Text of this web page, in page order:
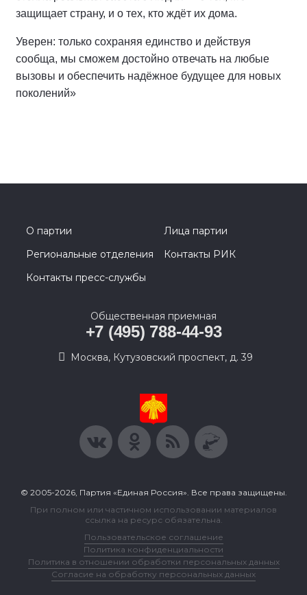
защищает страну, и о тех, кто ждёт их дома.
Уверен: только сохраняя единство и действуя
сообща, мы сможем достойно отвечать на любые
вызовы и обеспечить надёжное будущее для новых
поколений»
О партии
Лица партии
Региональные отделения
Контакты РИК
Контакты пресс-службы
Общественная приемная
+7 (495) 788-44-93
Москва, Кутузовский проспект, д. 39
© 2005-2026, Партия «Единая Россия». Все права защищены.
При полном или частичном использовании материалов
ссылка на ресурс обязательна.
Пользовательское соглашение
Политика конфиденциальности
Политика в отношении обработки персональных данных
Согласие на обработку персональных данных